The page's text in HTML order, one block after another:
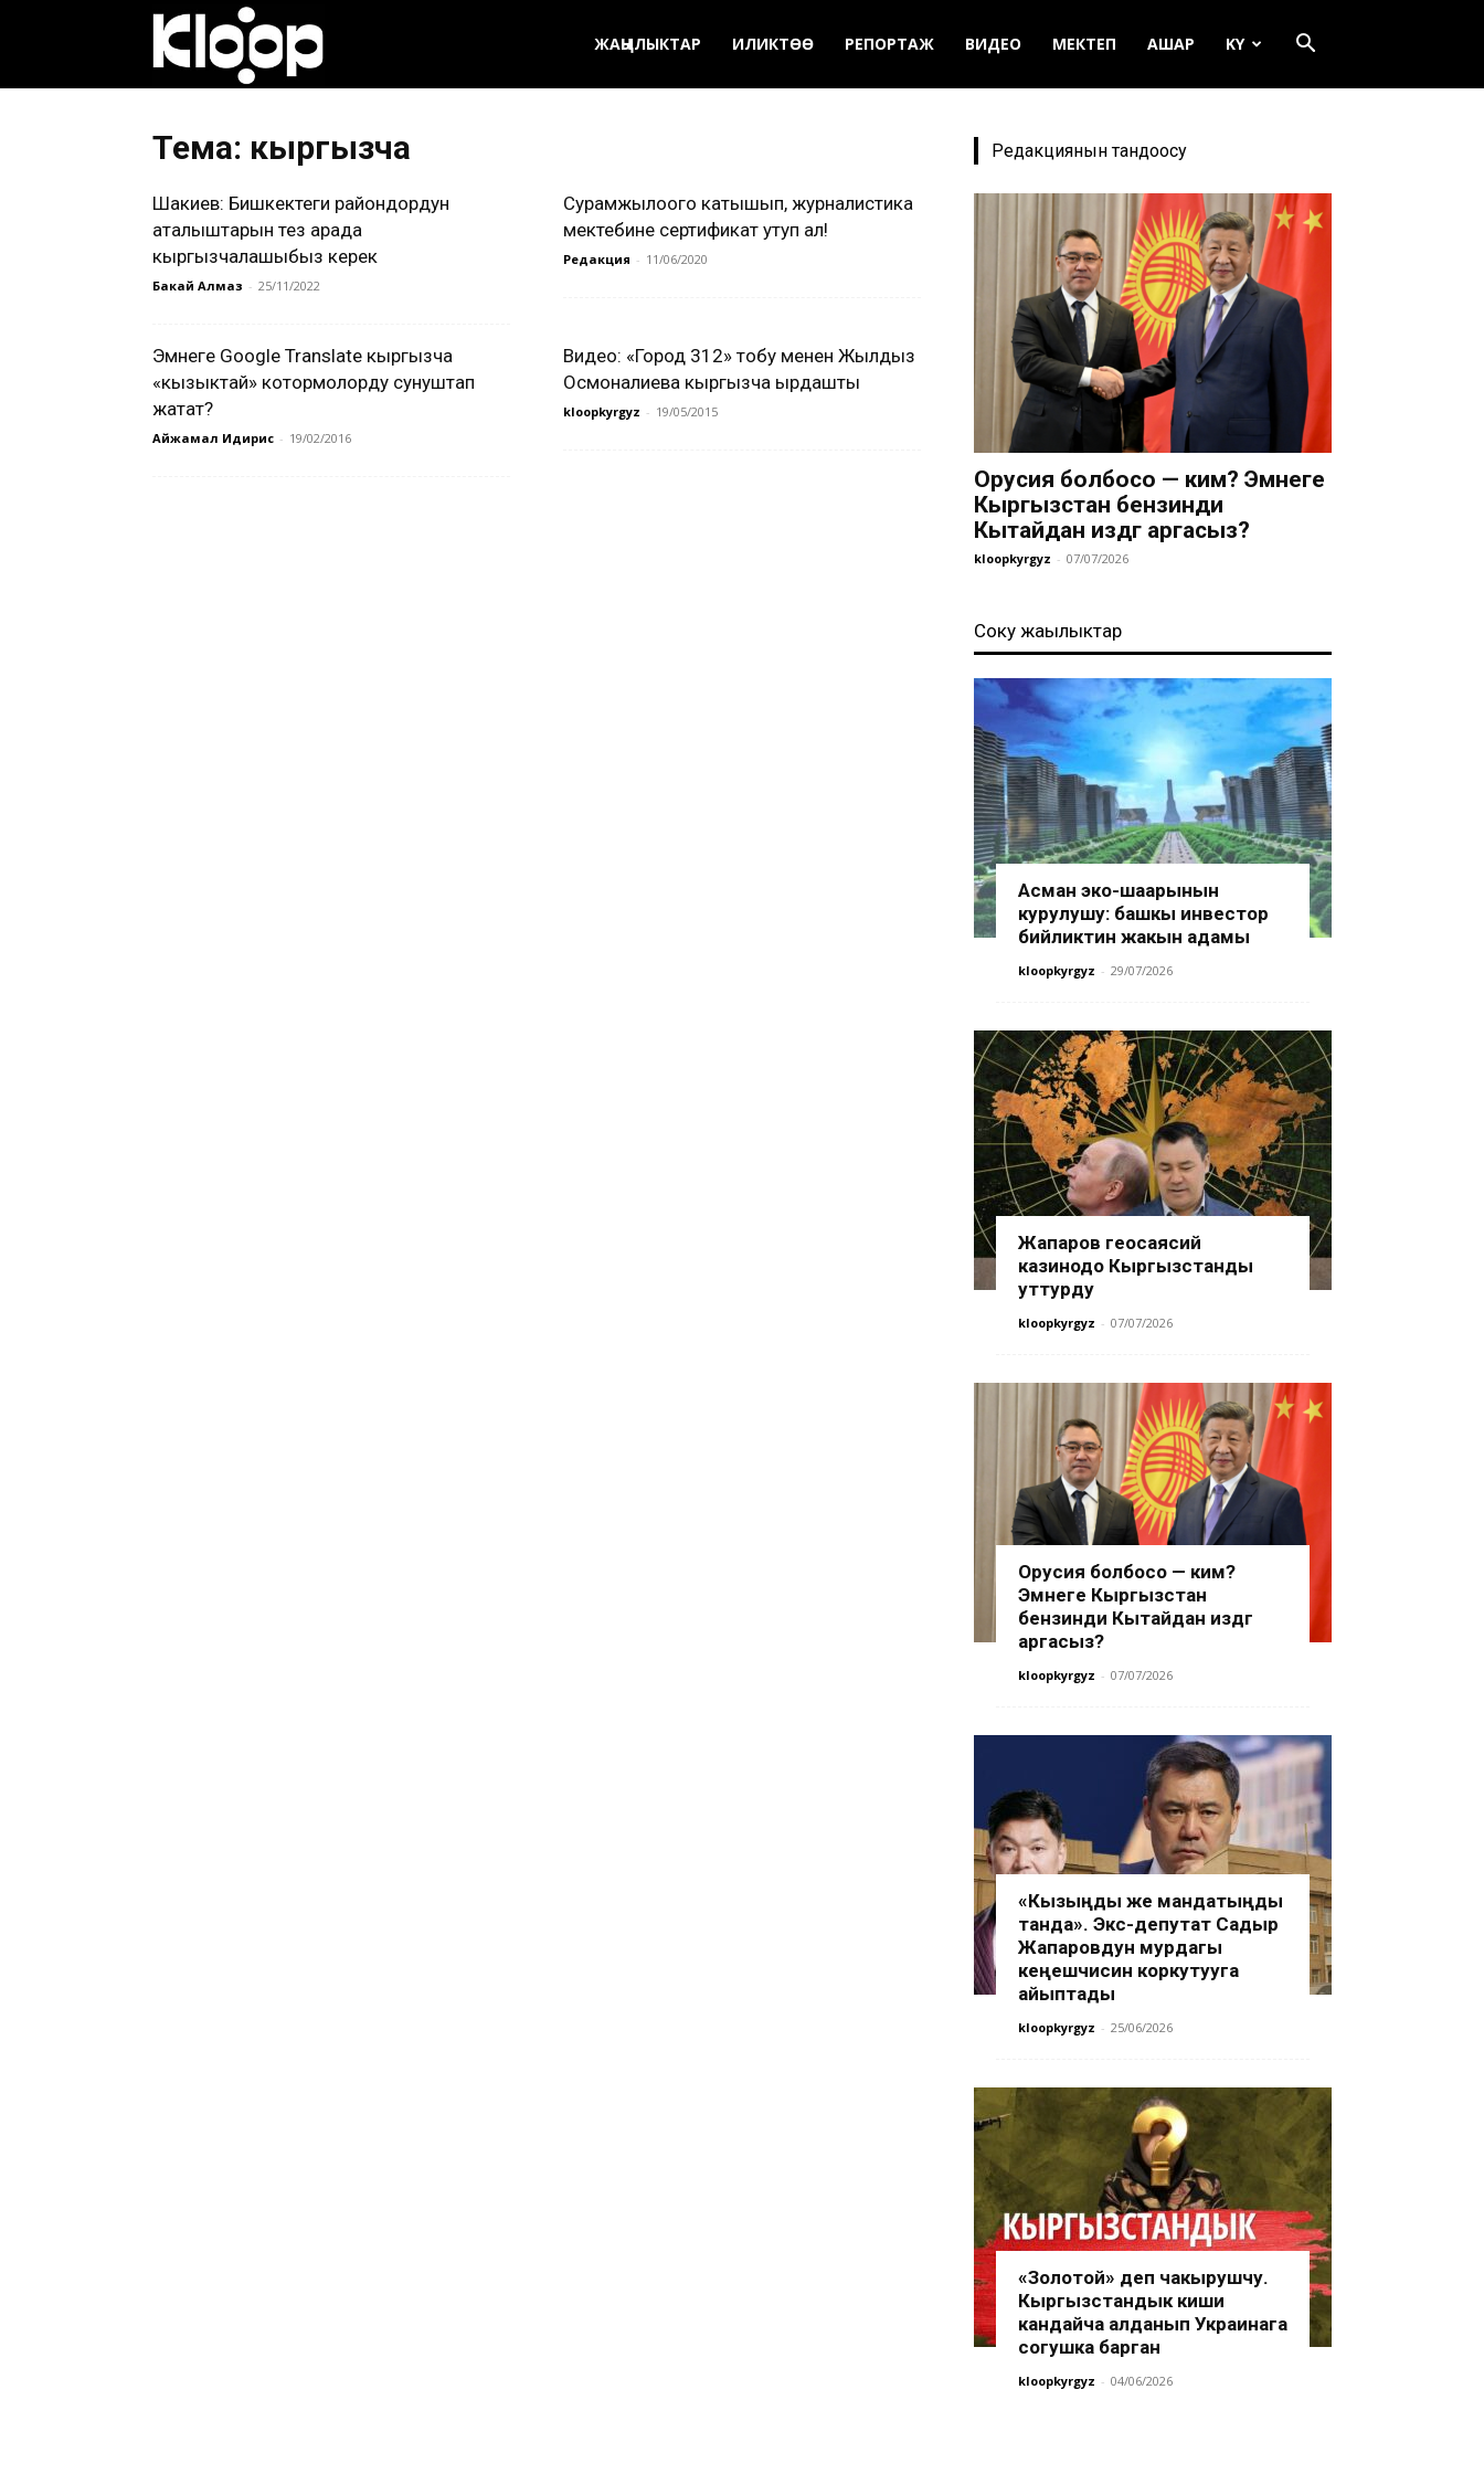
жаңылыктары
ЖАҢЫЛЫКТАР ИЛИКТӨӨ РЕПОРТАЖ ВИДЕО МЕКТЕП АШАР KY
Тема: кыргызча
Шакиев: Бишкектеги райондордун
аталыштарын тез арада
кыргызчалашыбыз керек
Бакай Алмаз - 25/11/2022
Сурамжылоого катышып, журналистика
мектебине сертификат утуп ал!
Редакция - 11/06/2020
Эмнеге Google Translate кыргызча
«кызыктай» котормолорду сунуштап
жатат?
Айжамал Идирис - 19/02/2016
Видео: «Город 312» тобу менен Жылдыз
Осмоналиева кыргызча ырдашты
kloopkyrgyz - 19/05/2015
Редакциянын тандоосу
Орусия болбосо — ким? Эмнеге
Кыргызстан бензинди
Кытайдан издөөгө аргасыз?
kloopkyrgyz - 07/07/2026
Соңку жаңылыктар
Асман эко-шаарынын
курулушу: башкы инвестор
бийликтин жакын адамы
kloopkyrgyz - 29/07/2026
Жапаров геосаясий
казинодо Кыргызстанды
уттурду
kloopkyrgyz - 07/07/2026
Орусия болбосо — ким?
Эмнеге Кыргызстан
бензинди Кытайдан издөөгө
аргасыз?
kloopkyrgyz - 07/07/2026
«Кызыңды же мандатыңды
танда». Экс-депутат Садыр
Жапаровдун мурдагы
кеңешчисин коркутууга
айыптады
kloopkyrgyz - 25/06/2026
«Золотой» деп чакырушчу.
Кыргызстандык киши
кандайча алданып Украинага
согушка барган
kloopkyrgyz - 04/06/2026